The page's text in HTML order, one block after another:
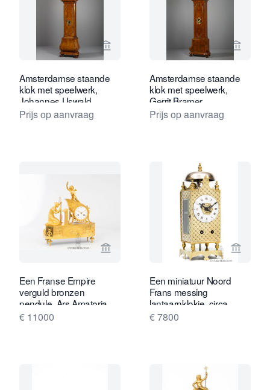
Bekijk verkoperspagina van
Amsterdamse staande
klok met speelwerk,
Johannes Uswald
Prijs op aanvraag
Bekijk
Amsterdamse staande
klok met speelwerk,
Gerrit Bramer
Prijs op aanvraag
Bekijk verkoperspagina van Gude &
Een Franse Empire
verguld bronzen
pendule, Ars Amatoria,
circa 1800
€ 11000
Bekijk
Een miniatuur Noord
Frans messing
lantaarnklokje, circa
1780.
€ 7800